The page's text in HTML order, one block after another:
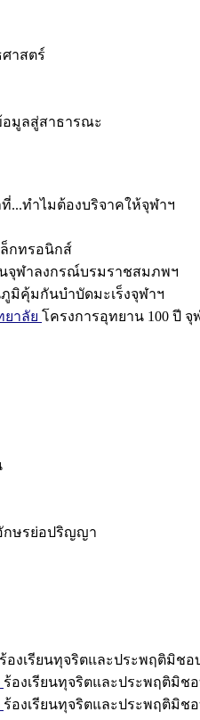
าสตร์
อมูลสู่สาธารณะ
ที่...ทำไมต้องบริจาคให้จุฬาฯ
ล็กทรอนิกส์
จุฬาลงกรณ์บรมราชสมภพฯ
มิคุ้มกันบำบัดมะเร็งจุฬาฯ
ยาลัย โครงการอุทยาน 100 ปี
ษรย่อปริญญา
ร้องเรียนทุจริตและประพฤติมิชอ
ร้องเรียนทุจริตและประพฤติมิช
ร้องเรียนทุจริตและประพฤติมิช